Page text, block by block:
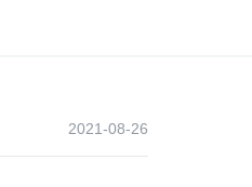
2021-08-26